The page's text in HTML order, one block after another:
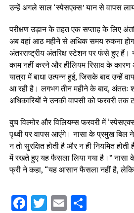
उन्हें अगले साल ‘स्पेसएक्स’ यान से वापस
परीक्षण उड़ान के तहत एक सप्ताह के लिए
अब वहां आठ महीने से अधिक समय रुकना
अंतरराष्ट्रीय अंतरिक्ष स्टेशन पर फंसे हुए
काम नहीं करने और हीलियम रिसाव के
यात्रा में बाधा उत्पन्न हुई, जिसके बाद उन्हें
आ रही है। लगभग तीन महीने के बाद, अंततः
अधिकारियों ने उनकी वापसी को फरवरी तक
बुच विल्मोर और विलियम्स फरवरी में
पृथ्वी पर वापस आएंगे। नासा के प्रमुख बिल
न तो सुरक्षित होती है और न ही नियमित होती
में रखते हुए यह फैसला लिया गया है।”
फ्री ने कहा, “यह आसान फैसला नहीं है,
Facebook
Twitter
EmailShare